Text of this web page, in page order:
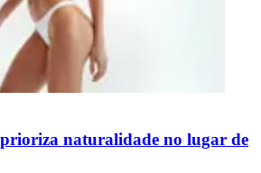
naturalidade no lugar de